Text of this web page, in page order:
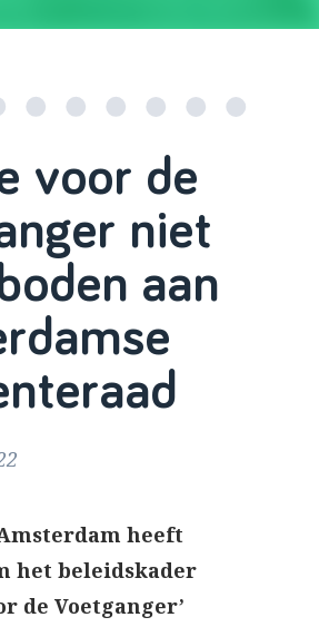
voor de
niet
aan
heeft
het beleidskader
de Voetganger’